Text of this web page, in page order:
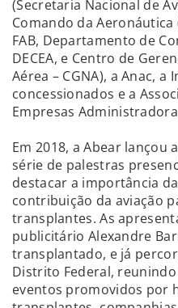
(Secretaria Nacional de
Comando da Aeronáutica
FAB, Departamento de
DECEA, e Centro de
Aérea – CGNA), a Anac,
concessionados e a
Empresas
Em 2018, a Abear lançou a
série de palestras
destacar a importância
contribuição da aviação
transplantes. As
publicitário Alexandre
transplantado, e já
Distrito Federal,
eventos promovidos por